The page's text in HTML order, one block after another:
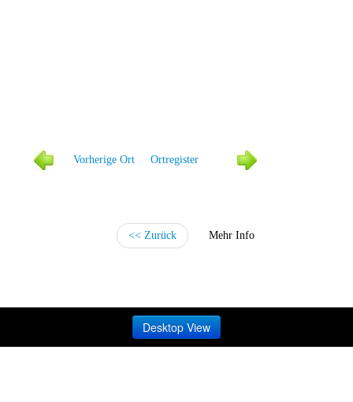
Vorherige Ort Ortregister
<< Zurück Mehr Info
Desktop View